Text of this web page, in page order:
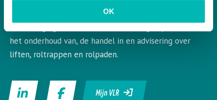
OK
bedrijfstak en aangesloten leden op het gebied van de
het onderhoud van, de handel in en advisering over
liften, roltrappen en rolpaden.
Mijn VLR